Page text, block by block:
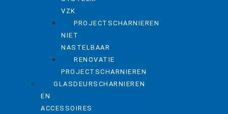
VZK
PROJECTSCHARNIEREN
NIET
NASTELBAAR
RENOVATIE
PROJECTSCHARNIEREN
GLASDEURSCHARNIEREN
EN
ACCESSOIRES